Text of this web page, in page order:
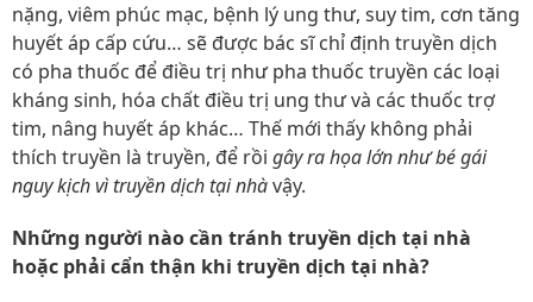
nặng, viêm phúc mạc, bệnh lý ung thư, suy tim, cơn tăng
huyết áp cấp cứu… sẽ được bác sĩ chỉ định truyền dịch
có pha thuốc để điều trị như pha thuốc truyền các loại
kháng sinh, hóa chất điều trị ung thư và các thuốc trợ
tim, nâng huyết áp khác… Thế mới thấy không phải
thích truyền là truyền, để rồi gây ra họa lớn như bé gái
nguy kịch vì truyền dịch tại nhàvậy.
Những người nào cần tránh truyền dịch tại nhà
hoặc phải cẩn thận khi truyền dịch tại nhà?